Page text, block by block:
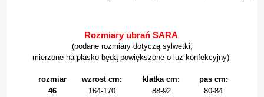
Rozmiary ubrań SARA
(podane rozmiary dotyczą sylwetki,
mierzone na płasko będą powiększone o luz konfekcyjny)
rozmiar wzrost cm: klatka cm:
pas cm:
46
164-170 88-92
80-84